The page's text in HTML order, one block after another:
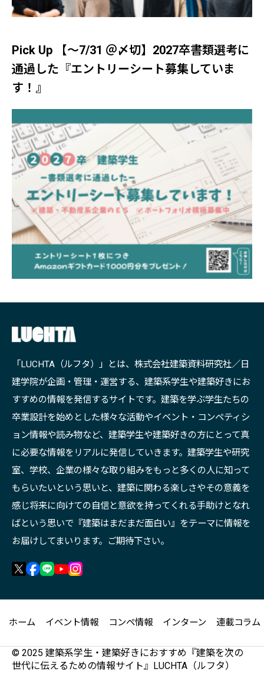
Pick Up 【～7/31 ＠〆切】2027卒書類選考に
通過した『エントリーシート募集していま
す！』
「LUCHTA（ルフタ）」とは、株式会社建築資料研究社／日
建学院が企画・管理・運営する、建築系学生や建築好きにお
すすめの情報を発信するサイトです。建築を学ぶ学生たちの
卒業設計を始めとした様々な活動やイベント・コンペティシ
ョン情報や読み物など、建築学生や建築好きの方にとって真
に必要な情報をリアルに発信していきます。建築学生や研究
室、学校、企業の様々な取り組みをもっと多くの人に知って
もらいたいという思いと、建築に関わる楽しさやその意義を
感じ将来に向けての自信と意欲を持ってくれる手助けとなれ
ばという思いで『建築はまだまだ面白い』をテーマに情報を
お届けしてまいります。ご期待下さい。
ホーム イベント情報 コンペ情報 インターン 連載コラム
© 2025 建築系学生・建築好きにおすすめ『建築を次の
世代に伝えるための情報サイト』LUCHTA（ルフタ）